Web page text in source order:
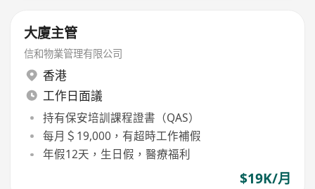
大廈主管
信和物業管理有限公司
香港
工作日面議
持有保安培訓課程證書（QAS）
每月＄19,000，有超時工作補假
年假12天，生日假，醫療福利
$19K/月